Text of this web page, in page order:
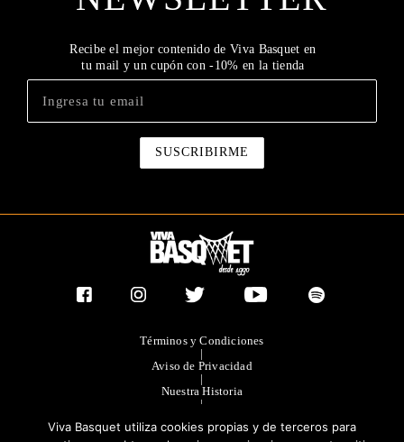
Recibe el mejor contenido de Viva Basquet en
tu mail y un cupón con -10% en la tienda
Términos y Condiciones
|
Aviso de Privacidad
|
Nuestra Historia
|
|
Viva Basquet utiliza cookies propias y de terceros para